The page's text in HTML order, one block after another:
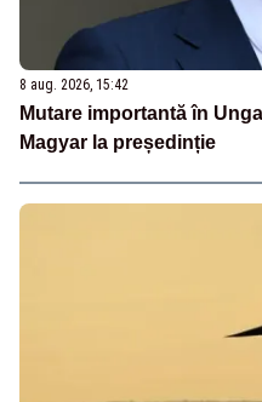
8 aug. 2026, 15:42
Mutare importantă în
Magyar la președinție